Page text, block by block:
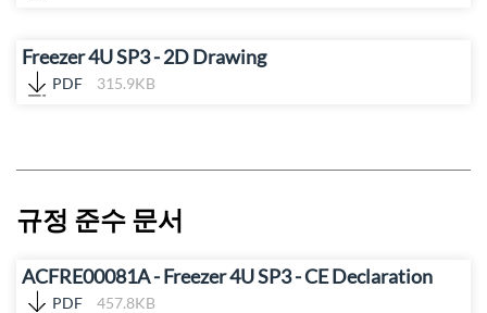
Freezer 4U SP3 - 2D Drawing
PDF 315.9KB
규정 준수 문서
ACFRE00081A - Freezer 4U SP3 - CE Declaration
PDF 457.8KB